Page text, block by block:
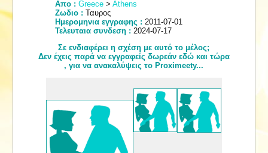
Απο : Greece> Athens
Ζωδιο : Ταυρος
Ημερομηνια εγγραφης : 2011-07-01
Τελευταια συνδεση : 2024-07-17
Σε ενδιαφέρει η σχέση με αυτό το μέλος;
Δεν έχεις παρά να εγγραφείς δωρεάν εδώ και τώρα
, για να ανακαλύψεις το Proximeety...